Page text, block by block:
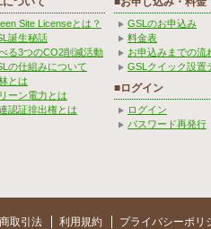
Site Licenseとは？
誕生秘話
る3つのCO2削減活動
の仕組みについて
とは
ーン電力とは
認証排出権とは
GSLのお申込み
料金表
お申込みまでの流
GSLクイック設置
■ログイン
ログイン
パスワード再発行
取引法 利用規約 プライバシーポリ